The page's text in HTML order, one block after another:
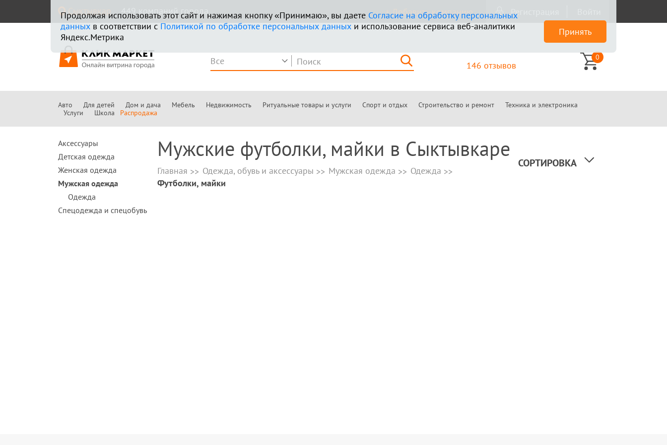
449 компаний города + Добавить компанию Регистрация
146 отзывов
0
Авто Для детей Дом и дача Мебель Недвижимость Ритуальные товары и услуги Спорт и отдых Строительство и ремонт
Техника и электроника
Услуги
Школа Распродажа
Продолжая использовать этот сайт и нажимая кнопку «Принимаю», вы даете Согласие на обработку персональных
данных в соответствии с Политикой по обработке персональных данных и использование сервиса веб-аналитики
Яндекс.Метрика
Принять
Аксессуары
Детская одежда
Женская одежда
Мужская одежда
Одежда
Спецодежда и спецобувь
Мужские футболки, майки в Сыктывкаре
Главная Одежда, обувь и аксессуары Мужская одежда
Одежда
Футболки, майки
СОРТИРОВКА